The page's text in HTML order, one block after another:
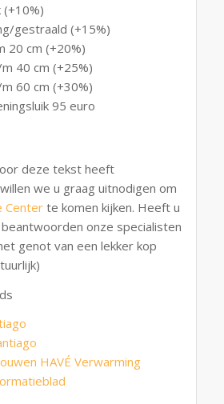
gestraald (+15%)
20 cm (+20%)
40 cm (+25%)
60 cm (+30%)
95 euro
deze tekst heeft
we u graag uitnodigen om
Centerte komen kijken. Heeft u
onze specialisten
genot van een lekker kop
HAVÉ Verwarming